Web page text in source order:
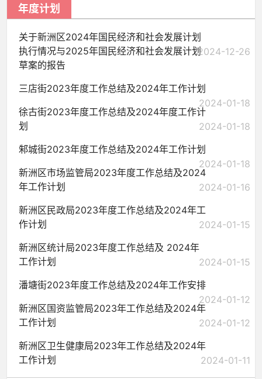
年度计划
关于新洲区2024年国民经济和社会发展计划
执行情况与2025年国民经济和社会发展计划
草案的报告
2024-12-26
三店街2023年度工作总结及2024年工作计划
2024-01-18
徐古街2023年度工作总结及2024年度工作计
划
2024-01-18
邾城街2023年度工作总结及2024年工作计划
2024-01-18
新洲区市场监管局2023年度工作总结及2024
年工作计划
2024-01-16
新洲区民政局2023年度工作总结及2024年工
作计划
2024-01-15
新洲区统计局2023年度工作总结及 2024年
工作计划
2024-01-15
潘塘街2023年度工作总结及2024年工作安排
2024-01-12
新洲区国资监管局2023年工作总结及2024年
工作计划
2024-01-12
新洲区卫生健康局2023年工作总结及2024年
工作计划
2024-01-11